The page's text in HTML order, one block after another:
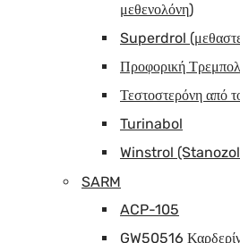
μεθενολόνη)
Superdrol
Προφορική
Τεστοστερόνη από
Turinabol
Winstrol
SARM
ACP-105
GW50516